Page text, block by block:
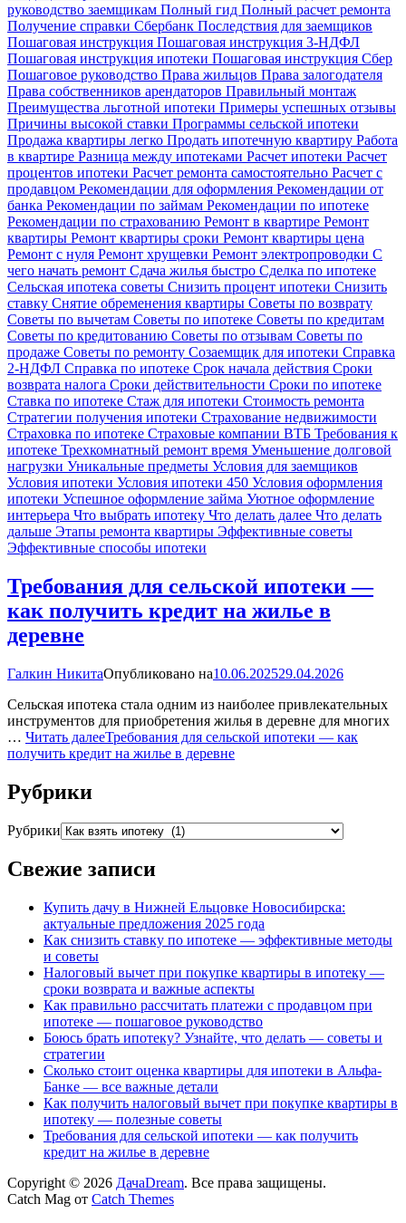
руководство заемщикам Полный гид Полный расчет ремонта
Получение справки Сбербанк Последствия для заемщиков
Пошаговая инструкция Пошаговая инструкция 3-НДФЛ
Пошаговая инструкция ипотеки Пошаговая инструкция Сбер
Пошаговое руководство Права жильцов Права залогодателя
Права собственников арендаторов Правильный монтаж
Преимущества льготной ипотеки Примеры успешных отзывы
Причины высокой ставки Программы сельской ипотеки
Продажа квартиры легко Продать ипотечную квартиру Работа
в квартире Разница между ипотеками Расчет ипотеки Расчет
процентов ипотеки Расчет ремонта самостоятельно Расчет с
продавцом Рекомендации для оформления Рекомендации от
банка Рекомендации по займам Рекомендации по ипотеке
Рекомендации по страхованию Ремонт в квартире Ремонт
квартиры Ремонт квартиры сроки Ремонт квартиры цена
Ремонт с нуля Ремонт хрущевки Ремонт электропроводки С
чего начать ремонт Сдача жилья быстро Сделка по ипотеке
Сельская ипотека советы Снизить процент ипотеки Снизить
ставку Снятие обременения квартиры Советы по возврату
Советы по вычетам Советы по ипотеке Советы по кредитам
Советы по кредитованию Советы по отзывам Советы по
продаже Советы по ремонту Созаемщик для ипотеки Справка
2-НДФЛ Справка по ипотеке Срок начала действия Сроки
возврата налога Сроки действительности Сроки по ипотеке
Ставка по ипотеке Стаж для ипотеки Стоимость ремонта
Стратегии получения ипотеки Страхование недвижимости
Страховка по ипотеке Страховые компании ВТБ Требования к
ипотеке Трехкомнатный ремонт время Уменьшение долговой
нагрузки Уникальные предметы Условия для заемщиков
Условия ипотеки Условия ипотеки 450 Условия оформления
ипотеки Успешное оформление займа Уютное оформление
интерьера Что выбрать ипотеку Что делать далее Что делать
дальше Этапы ремонта квартиры Эффективные советы
Эффективные способы ипотеки
Требования для сельской ипотеки —
как получить кредит на жилье в
деревне
Галкин НикитаОпубликовано на10.06.202529.04.2026
Сельская ипотека стала одним из наиболее привлекательных
инструментов для приобретения жилья в деревне для многих
… Читать далееТребования для сельской ипотеки — как
получить кредит на жилье в деревне
Рубрики
Рубрики
Свежие записи
Купить дачу в Нижней Ельцовке Новосибирска:
актуальные предложения 2025 года
Как снизить ставку по ипотеке — эффективные методы
и советы
Налоговый вычет при покупке квартиры в ипотеку —
сроки возврата и важные аспекты
Как правильно рассчитать платежи с продавцом при
ипотеке — пошаговое руководство
Боюсь брать ипотеку? Узнайте, что делать — советы и
стратегии
Сколько стоит оценка квартиры для ипотеки в Альфа-
Банке — все важные детали
Как получить налоговый вычет при покупке квартиры в
ипотеку — полезные советы
Требования для сельской ипотеки — как получить
кредит на жилье в деревне
Copyright © 2026 ДачаDream. Все права защищены.
Catch Mag от Catch Themes